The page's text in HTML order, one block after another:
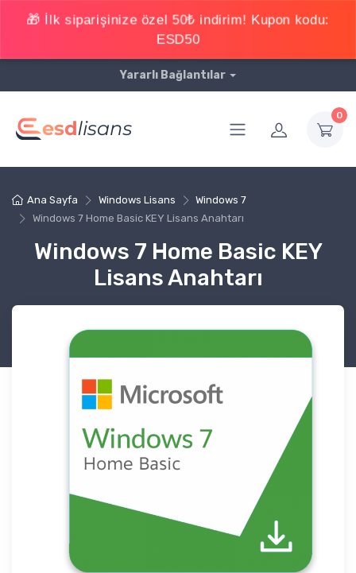
Yararlı Bağlantılar
0
Ana Sayfa Windows Lisans
Windows 7
Windows 7 Home Basic KEY Lisans Anahtarı
Windows 7 Home Basic KEY
Lisans Anahtarı